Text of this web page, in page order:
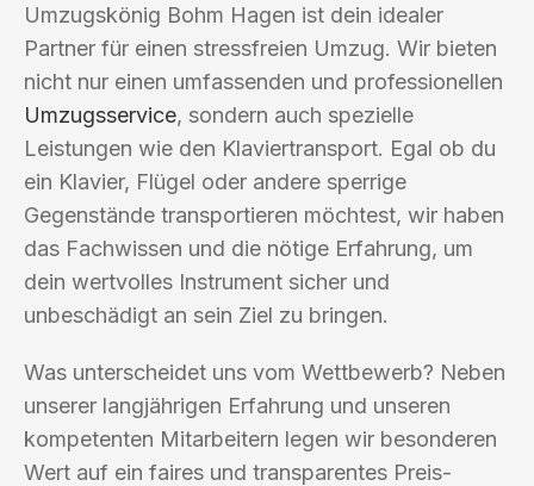
Umzugskönig Bohm Hagen ist dein idealer
Partner für einen stressfreien Umzug. Wir bieten
nicht nur einen umfassenden und professionellen
Umzugsservice, sondern auch spezielle
Leistungen wie den Klaviertransport. Egal ob du
ein Klavier, Flügel oder andere sperrige
Gegenstände transportieren möchtest, wir haben
das Fachwissen und die nötige Erfahrung, um
dein wertvolles Instrument sicher und
unbeschädigt an sein Ziel zu bringen.
Was unterscheidet uns vom Wettbewerb? Neben
unserer langjährigen Erfahrung und unseren
kompetenten Mitarbeitern legen wir besonderen
Wert auf ein faires und transparentes Preis-